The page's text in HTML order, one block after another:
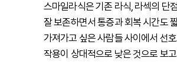
스마일라식은 기존 라식, 라섹의 단
잘 보존하면서 통증과 회복 시간도
가져가고 싶은 사람들 사이에서 선
작용이 상대적으로 낮은 것으로 보